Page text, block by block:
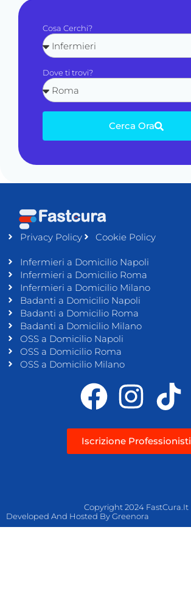
Cosa Cerchi?
Dove ti trovi?
Cerca Ora
Privacy Policy Cookie Policy
Infermieri a Domicilio Napoli
Infermieri a Domicilio Roma
Infermieri a Domicilio Milano
Badanti a Domicilio Napoli
Badanti a Domicilio Roma
Badanti a Domicilio Milano
OSS a Domicilio Napoli
OSS a Domicilio Roma
OSS a Domicilio Milano
Iscrizione Professionisti
Copyright 2024 FastCura.it
Developed And Hosted By Greenora